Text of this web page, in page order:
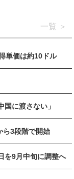
一覧
単価は約10ドル
国に渡さない」
ら3段階で開始
を9月中旬に調整へ